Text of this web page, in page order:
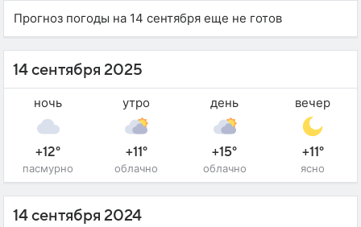
Прогноз погоды на 14 сентября еще не готов
14 сентября 2025
ночь
+12°
пасмурно
утро
+11°
облачно
день
+15°
облачно
вечер
+11°
ясно
14 сентября 2024